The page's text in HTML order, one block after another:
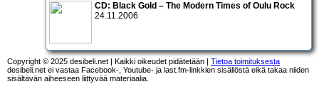
CD: Black Gold – The Modern Times of Oulu Rock
24.11.2006
Copyright © 2025 desibeli.net | Kaikki oikeudet pidätetään | Tietoa toimituksesta
desibeli.net ei vastaa Facebook-, Youtube- ja last.fm-linkkien sisällöstä eikä takaa niiden
sisältävän aiheeseen liittyvää materiaalia.